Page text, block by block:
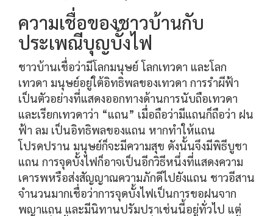
ความเชื่อของชาวบ้านกับ
ประเพณีบุญบั้งไฟ
ชาวบ้านเชื่อว่ามีโลกมนุษย์ โลกเทวดา และโลก
เทวดา มนุษย์อยู่ใต้อิทธิพลของเทวดา การรำผีฟ้า
เป็นตัวอย่างที่แสดงออกทางด้านการนับถือเทวดา
และเรียกเทวดาว่า “แถน” เมื่อถือว่ามีแถนก็ถือว่า ฝน
ฟ้า ลม เป็นอิทธิพลของแถน หากทำให้แถน
โปรดปราน มนุษย์ก็จะมีความสุข ดังนั้นจึงมีพิธีบูชา
แถน การจุดบั้งไฟก็อาจเป็นอีกวิธีหนึ่งที่แสดงความ
เคารพหรือส่งสัญญาณความภักดีไปยังแถน ชาวอีสาน
จำนวนมากเชื่อว่าการจุดบั้งไฟเป็นการขอฝนจาก
พญาแถน และมีนิทานปรัมปราเช่นนี้อยู่ทั่วไป แต่